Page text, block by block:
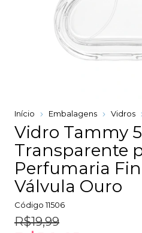
Início Embalagens Vidros
Vidro Tammy
Transparente
Perfumaria
Válvula Ouro
Código 11506
R$19,99